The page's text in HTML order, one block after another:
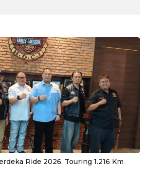
Ride 2026, Touring 1.216 Km